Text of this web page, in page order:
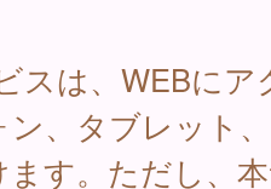
は、WEBにア
、タブレット
す。ただし、